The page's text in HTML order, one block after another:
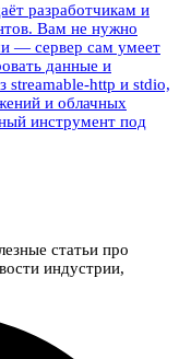
разработчикам и
Вам не нужно
— сервер сам умеет
данные и
streamable-http и stdio,
и облачных
инструмент под
статьи про
индустрии,